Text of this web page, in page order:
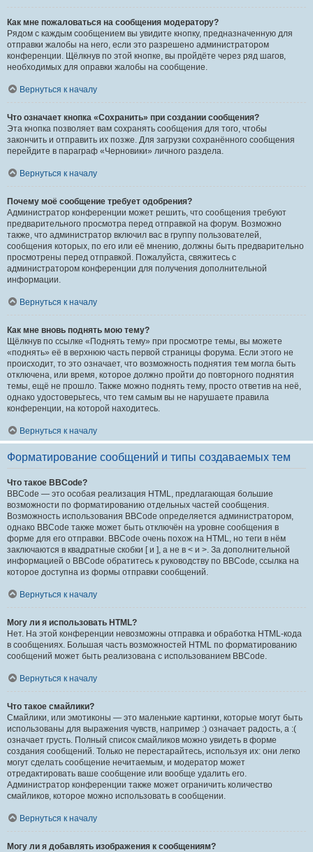
Как мне пожаловаться на сообщения модератору?
Рядом с каждым сообщением вы увидите кнопку, предназначенную для
отправки жалобы на него, если это разрешено администратором
конференции. Щёлкнув по этой кнопке, вы пройдёте через ряд шагов,
необходимых для оправки жалобы на сообщение.
Вернуться к началу
Что означает кнопка «Сохранить» при создании сообщения?
Эта кнопка позволяет вам сохранять сообщения для того, чтобы
закончить и отправить их позже. Для загрузки сохранённого сообщения
перейдите в параграф «Черновики» личного раздела.
Вернуться к началу
Почему моё сообщение требует одобрения?
Администратор конференции может решить, что сообщения требуют
предварительного просмотра перед отправкой на форум. Возможно
также, что администратор включил вас в группу пользователей,
сообщения которых, по его или её мнению, должны быть предварительно
просмотрены перед отправкой. Пожалуйста, свяжитесь с
администратором конференции для получения дополнительной
информации.
Вернуться к началу
Как мне вновь поднять мою тему?
Щёлкнув по ссылке «Поднять тему» при просмотре темы, вы можете
«поднять» её в верхнюю часть первой страницы форума. Если этого не
происходит, то это означает, что возможность поднятия тем могла быть
отключена, или время, которое должно пройти до повторного поднятия
темы, ещё не прошло. Также можно поднять тему, просто ответив на неё,
однако удостоверьтесь, что тем самым вы не нарушаете правила
конференции, на которой находитесь.
Вернуться к началу
Форматирование сообщений и типы создаваемых тем
Что такое BBCode?
BBCode — это особая реализация HTML, предлагающая большие
возможности по форматированию отдельных частей сообщения.
Возможность использования BBCode определяется администратором,
однако BBCode также может быть отключён на уровне сообщения в
форме для его отправки. BBCode очень похож на HTML, но теги в нём
заключаются в квадратные скобки [ и ], а не в < и >. За дополнительной
информацией о BBCode обратитесь к руководству по BBCode, ссылка на
которое доступна из формы отправки сообщений.
Вернуться к началу
Могу ли я использовать HTML?
Нет. На этой конференции невозможны отправка и обработка HTML-кода
в сообщениях. Большая часть возможностей HTML по форматированию
сообщений может быть реализована с использованием BBCode.
Вернуться к началу
Что такое смайлики?
Смайлики, или эмотиконы — это маленькие картинки, которые могут быть
использованы для выражения чувств, например :) означает радость, а :(
означает грусть. Полный список смайликов можно увидеть в форме
создания сообщений. Только не перестарайтесь, используя их: они легко
могут сделать сообщение нечитаемым, и модератор может
отредактировать ваше сообщение или вообще удалить его.
Администратор конференции также может ограничить количество
смайликов, которое можно использовать в сообщении.
Вернуться к началу
Могу ли я добавлять изображения к сообщениям?